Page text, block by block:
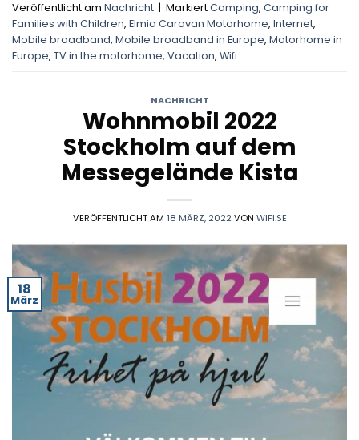
Veröffentlicht am Nachricht | MarkiertCamping, Camping for
Families with Children, Elmia Caravan Motorhome, Internet,
Mobile broadband, Mobile broadband in Europe, Motorhome in
Europe, TV in the motorhome, Vacation, Wifi
NACHRICHT
Wohnmobil 2022
Stockholm auf dem
Messegelände Kista
VERÖFFENTLICHT AM 18 MÄRZ, 2022 VON WIFI.SE
18
März